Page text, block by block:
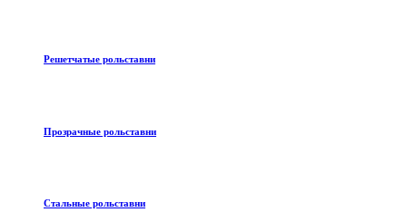
Решетчатые рольставни
Прозрачные рольставни
Стальные рольставни